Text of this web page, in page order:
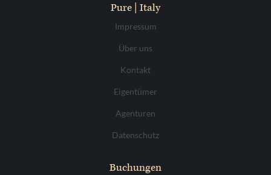
Pure | Italy
Impressum
Über uns
Kontakt
Eigentümer
Agenturen
Datenschutz
Buchungen